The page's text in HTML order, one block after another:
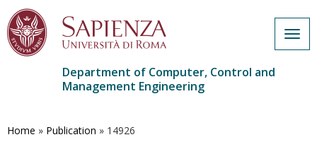
main
Department of Computer, Control and
Management Engineering
Home » Publication » 14926